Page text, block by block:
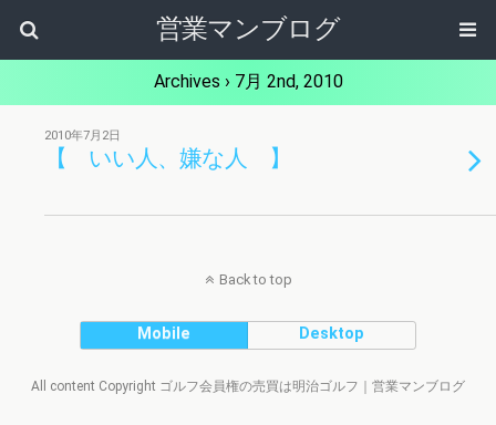
営業マンブログ
Archives › 7月 2nd, 2010
2010年7月2日
【 いい人、嫌な人 】
Back to top
Mobile Desktop
All content Copyright ゴルフ会員権の売買は明治ゴルフ｜営業マンブログ